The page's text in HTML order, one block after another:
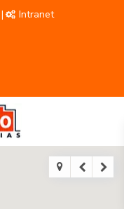
| Intranet